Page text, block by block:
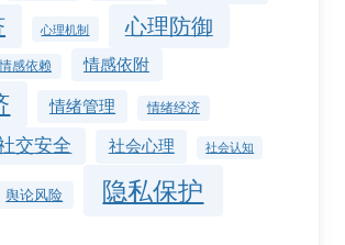
心理机制 心理防御
感依赖 情感依附
情绪管理 情绪经济
交安全 社会心理 社会认知
舆论风险 隐私保护